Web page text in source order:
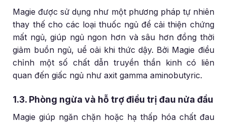
Magie được sử dụng như một phương pháp tự nhiên
thay thế cho các loại thuốc ngủ để cải thiện chứng
mất ngủ, giúp ngủ ngon hơn và sâu hơn đồng thời
giảm buồn ngủ, uể oải khi thức dậy. Bởi Magie điều
chỉnh một số chất dẫn truyền thần kinh có liên
quan đến giấc ngủ như axit gamma aminobutyric.
1.3. Phòng ngừa và hỗ trợ điều trị đau nửa đầu
Magie giúp ngăn chặn hoặc hạ thấp hóa chất đau